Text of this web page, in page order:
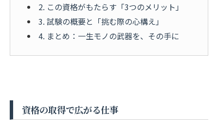
2. この資格がもたらす「3つのメリット」
3. 試験の概要と「挑む際の心構え」
4. まとめ：一生モノの武器を、その手に
資格の取得で広がる仕事